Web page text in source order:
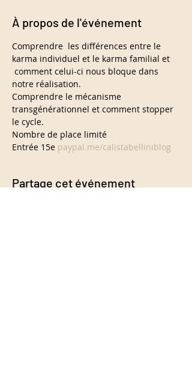
À propos de l'événement
Comprendre  les différences entre le
karma individuel et le karma familial et
comment celui-ci nous bloque dans
notre réalisation.
Comprendre le mécanisme
transgénérationnel et comment stopper
le cycle.
Nombre de place limité
Entrée 15e paypal.me/calistabelliniblog
Partage cet événement